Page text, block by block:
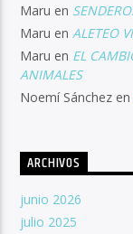
Maru en
Maru en ALETEO
Maru en EL
ANIMALES
Noemí Sánchez en
ARCHIVOS
junio 2026
julio 2025